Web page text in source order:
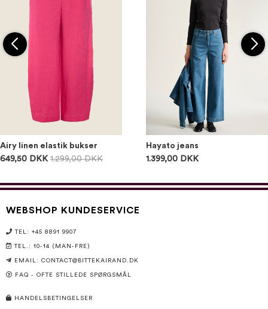
Airy linen elastik bukser
649,50 DKK 1.299,00 DKK
Hayato jeans
1.399,00 DKK
WEBSHOP KUNDESERVICE
TEL: +45 8891 9907
TEL.: 10-14 (MAN-FRE)
EMAIL: CONTACT@BITTEKAIRAND.DK
FAQ - OFTE STILLEDE SPØRGSMÅL
HANDELSBETINGELSER